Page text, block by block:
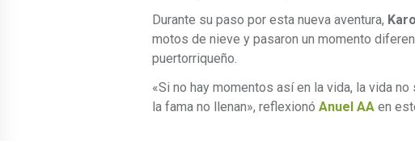
Durante su paso por esta nueva aventura,
motos de nieve y pasaron un momento
puertorriqueño.
«Si no hay momentos así en la vida, la vida
la fama no llenan», reflexionó Anuel AA en